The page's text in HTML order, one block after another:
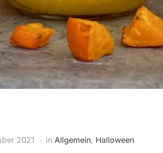
2021 in Allgemein, Halloween